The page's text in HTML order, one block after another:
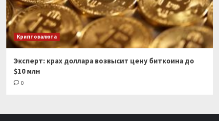
Криптовалюта
Эксперт: крах доллара возвысит цену биткоина до
$10 млн
0